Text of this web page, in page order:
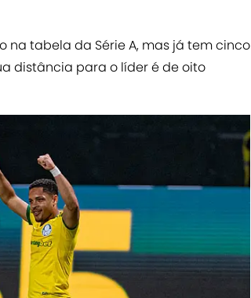
na tabela da Série A, mas já tem cinco
distância para o líder é de oito